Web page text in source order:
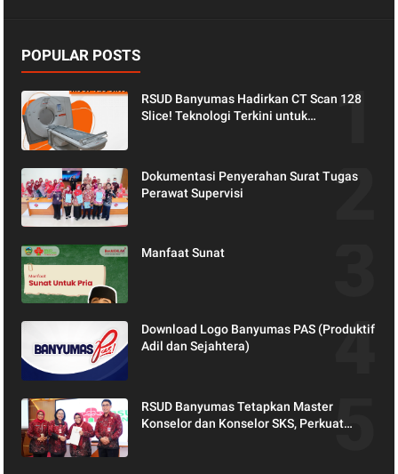
POPULAR POSTS
RSUD Banyumas Hadirkan CT Scan 128
Slice! Teknologi Terkini untuk
Dokumentasi Penyerahan Surat Tugas
Perawat Supervisi
Manfaat Sunat
Download Logo Banyumas PAS (Produktif
Adil dan Sejahtera)
RSUD Banyumas Tetapkan Master
Konselor dan Konselor SKS, Perkuat